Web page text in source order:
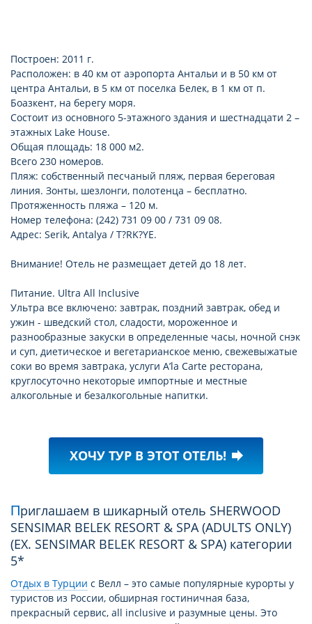
Построен: 2011 г.
Расположен: в 40 км от аэропорта Антальи и в 50 км от
центра Антальи, в 5 км от поселка Белек, в 1 км от п.
Боазкент, на берегу моря.
Состоит из основного 5-этажного здания и шестнадцати 2 –
этажных Lake House.
Общая площадь: 18 000 м2.
Всего 230 номеров.
Пляж: собственный песчаный пляж, первая береговая
линия. Зонты, шезлонги, полотенца – бесплатно.
Протяженность пляжа – 120 м.
Номер телефона: (242) 731 09 00 / 731 09 08.
Адрес: Serik, Antalya / T?RK?YE.
Внимание! Отель не размещает детей до 18 лет.
Питание. Ultra All Inclusive
Ультра все включено: завтрак, поздний завтрак, обед и
ужин - шведский стол, сладости, мороженное и
разнообразные закуски в определенные часы, ночной снэк
и суп, диетическое и вегетарианское меню, свежевыжатые
соки во время завтрака, услуги A’la Carte ресторана,
круглосуточно некоторые импортные и местные
алкогольные и безалкогольные напитки.
ХОЧУ ТУР В ЭТОТ ОТЕЛЬ! forward
Приглашаем в шикарный отель SHERWOOD
SENSIMAR BELEK RESORT & SPA (ADULTS ONLY)
(EX. SENSIMAR BELEK RESORT & SPA) категории
5*
Отдых в Турции c Велл – это самые популярные курорты у
туристов из России, обширная гостиничная база,
прекрасный сервис, all inclusive и разумные цены. Это